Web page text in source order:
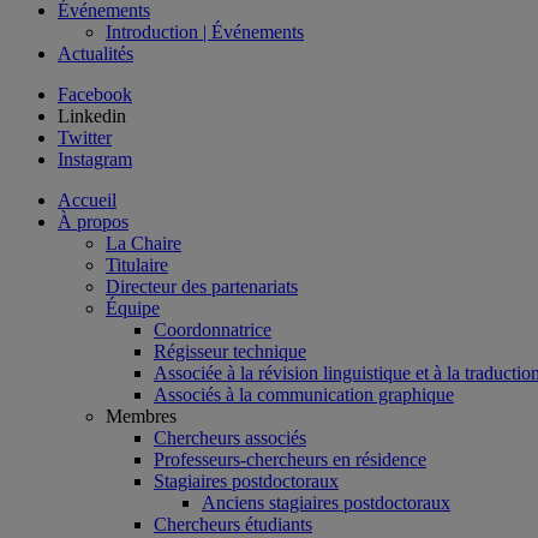
Événements
Introduction | Événements
Actualités
Facebook
Linkedin
Twitter
Instagram
Accueil
À propos
La Chaire
Titulaire
Directeur des partenariats
Équipe
Coordonnatrice
Régisseur technique
Associée à la révision linguistique et à la
Associés à la communication graphique
Membres
Chercheurs associés
Professeurs-chercheurs en résidence
Stagiaires postdoctoraux
Anciens stagiaires postdoctoraux
Chercheurs étudiants